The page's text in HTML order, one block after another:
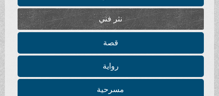
نثر فني
قصة
رواية
مسرحية